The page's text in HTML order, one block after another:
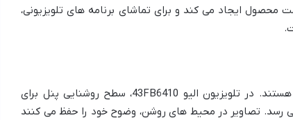
ایجاد می کند و برای تماشای برنامه های تلویزیونی،
روشنایی و کنتراست دو عامل مهم در کیفیت تصویر هستند. در تلویزیون الیو 43FB6410، سطح روشنایی پنل برای
رسد. تصاویر در محیط های روشن، وضوح خود را حفظ می کنند